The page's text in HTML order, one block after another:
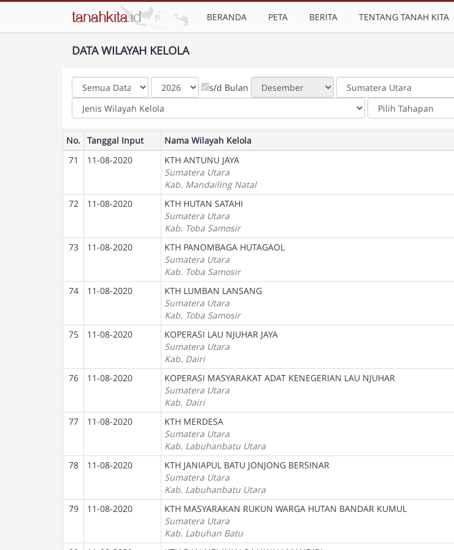
BERANDA PETA BERITA TENTANG TANAH KITA
DATA WILAYAH KELOLA
s/d Bulan
No. Tanggal Input Nama Wilayah Kelola
71
11-08-2020
KTH ANTUNU JAYA
Sumatera Utara
Kab. Mandailing Natal
72 11-08-2020
KTH HUTAN SATAHI
Sumatera Utara
Kab. Toba Samosir
73 11-08-2020
KTH PANOMBAGA HUTAGAOL
Sumatera Utara
Kab. Toba Samosir
74 11-08-2020
KTH LUMBAN LANSANG
Sumatera Utara
Kab. Toba Samosir
75 11-08-2020
KOPERASI LAU NJUHAR JAYA
Sumatera Utara
Kab. Dairi
76 11-08-2020
KOPERASI MASYARAKAT ADAT KENEGERIAN LAU NJUHAR
Sumatera Utara
Kab. Dairi
77 11-08-2020
KTH MERDESA
Sumatera Utara
Kab. Labuhanbatu Utara
78 11-08-2020
KTH JANIAPUL BATU JONJONG BERSINAR
Sumatera Utara
Kab. Labuhanbatu Utara
79 11-08-2020
KTH MASYARAKAN RUKUN WARGA HUTAN BANDAR KUMUL
Sumatera Utara
Kab. Labuhan Batu